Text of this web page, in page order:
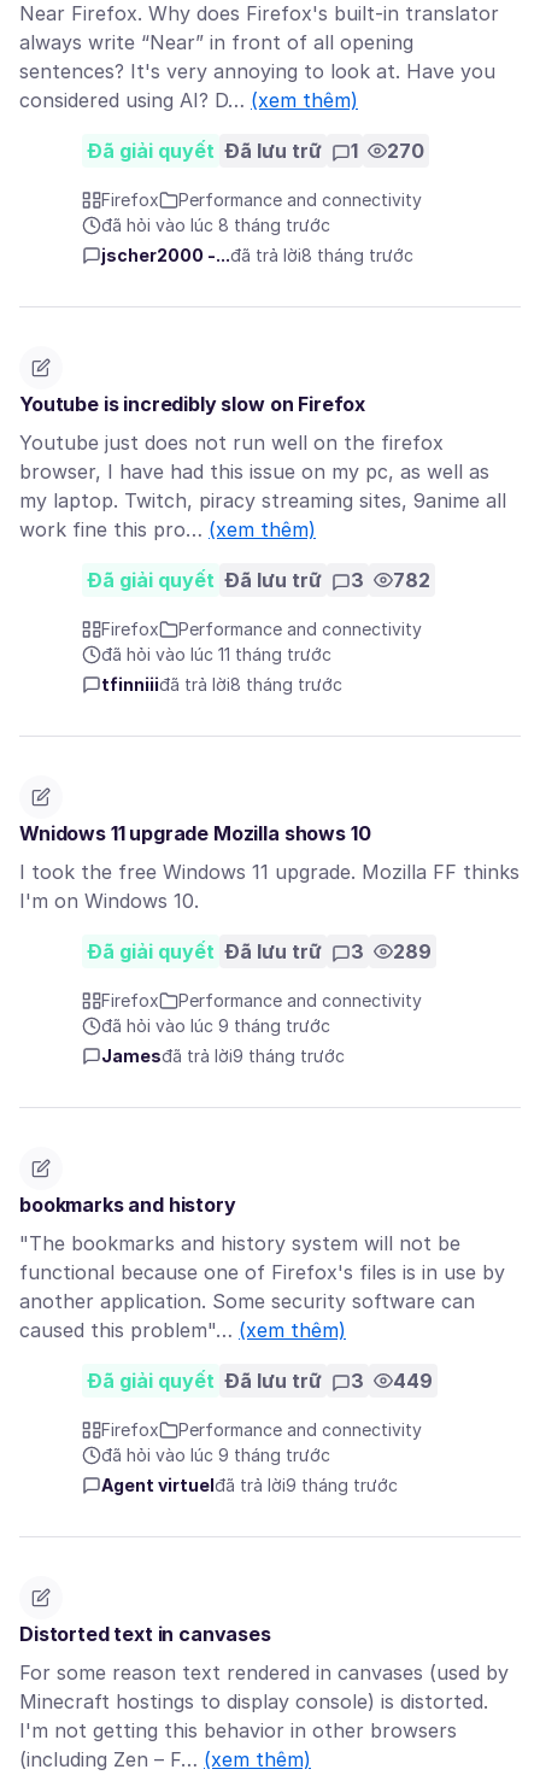
Near Firefox. Why does Firefox's built-in translator
always write “Near” in front of all opening
sentences? It's very annoying to look at. Have you
considered using AI? D… (xem thêm)
Đã giải quyết Đã lưu trữ 1 270
Firefox
Performance and connectivity
đã hỏi vào lúc 8 tháng trước
jscher2000 -...đã trả lời8 tháng trước
Youtube is incredibly slow on Firefox
Youtube just does not run well on the firefox
browser, I have had this issue on my pc, as well as
my laptop. Twitch, piracy streaming sites, 9anime all
work fine this pro… (xem thêm)
Đã giải quyết Đã lưu trữ 3 782
Firefox
Performance and connectivity
đã hỏi vào lúc 11 tháng trước
tfinniiiđã trả lời8 tháng trước
Wnidows 11 upgrade Mozilla shows 10
I took the free Windows 11 upgrade. Mozilla FF thinks
I'm on Windows 10.
Đã giải quyết Đã lưu trữ 3 289
Firefox
Performance and connectivity
đã hỏi vào lúc 9 tháng trước
Jamesđã trả lời9 tháng trước
bookmarks and history
"The bookmarks and history system will not be
functional because one of Firefox's files is in use by
another application. Some security software can
caused this problem"… (xem thêm)
Đã giải quyết Đã lưu trữ 3 449
Firefox
Performance and connectivity
đã hỏi vào lúc 9 tháng trước
Agent virtuel đã trả lời9 tháng trước
Distorted text in canvases
For some reason text rendered in canvases (used by
Minecraft hostings to display console) is distorted.
I'm not getting this behavior in other browsers
(including Zen – F… (xem thêm)